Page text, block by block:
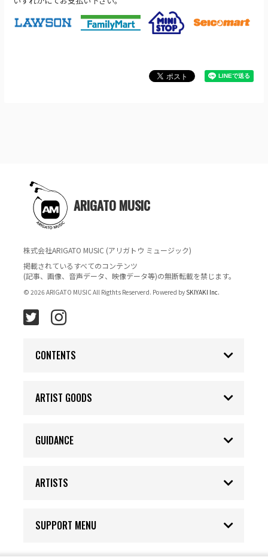
ARIGATO MUSIC
株式会社ARIGATO MUSIC (アリガトウ ミュージック)
掲載されているすべてのコンテンツ
(記事、画像、音声データ、映像データ等)の無断転載を禁じます。
© 2026 ARIGATO MUSIC All Rigthts Reserverd. Powered by SKIYAKI Inc.
CONTENTS
ARTIST GOODS
GUIDANCE
ARTISTS
SUPPORT MENU